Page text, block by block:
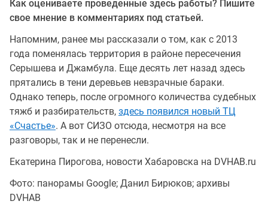
Как оцениваете проведенные здесь работы? Пишите
свое мнение в комментариях под статьей.
Напомним, ранее мы рассказали о том, как с 2013
года поменялась территория в районе пересечения
Серышева и Джамбула. Еще десять лет назад здесь
прятались в тени деревьев невзрачные бараки.
Однако теперь, после огромного количества судебных
тяжб и разбирательств, здесь появился новый ТЦ
«Счастье». А вот СИЗО отсюда, несмотря на все
разговоры, так и не перенесли.
Екатерина Пирогова, новости Хабаровска на DVHAB.ru
Фото: панорамы Google; Данил Бирюков; архивы
DVHAB